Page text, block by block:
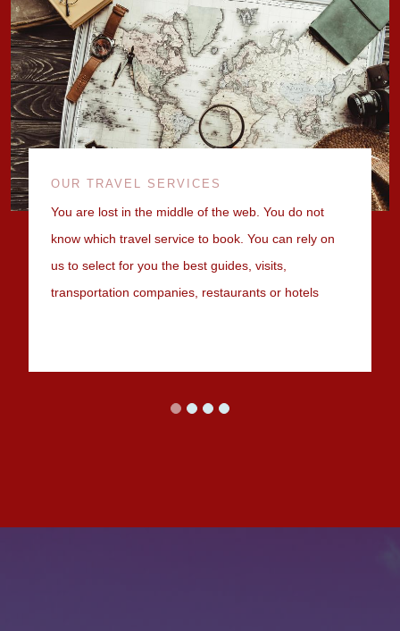
OUR TRAVEL SERVICES
You are lost in the middle of the web. You do not
know which travel service to book. You can rely on
us to select for you the best guides, visits,
transportation companies, restaurants or hotels